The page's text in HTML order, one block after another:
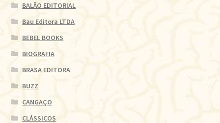
BALÃO EDITORIAL
Bau Editora LTDA
BEBEL BOOKS
BIOGRAFIA
BRASA EDITORA
BUZZ
CANGAÇO
CLÁSSICOS